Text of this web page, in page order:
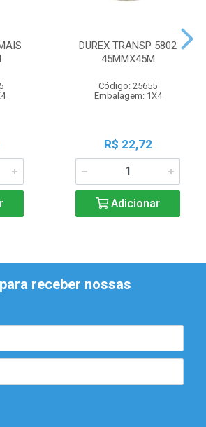
DUREX TRANSP 5802
45MMX45M
Código: 25655
Embalagem: 1X4
R$ 22,72
Adicionar
receber nossas